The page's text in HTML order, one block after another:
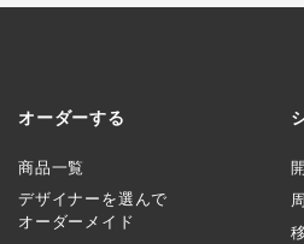
オーダーする
商品一覧
デザイナーを選んで
オーダーメイド